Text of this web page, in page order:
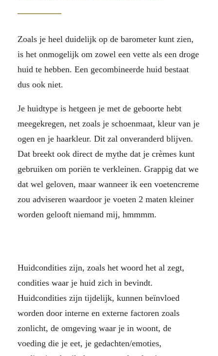
Zoals je heel duidelijk op de barometer kunt zien,
is het onmogelijk om zowel een vette als een droge
huid te hebben. Een gecombineerde huid bestaat
dus ook niet.
Je huidtype is hetgeen je met de geboorte hebt
meegekregen, net zoals je schoenmaat, kleur van je
ogen en je haarkleur. Dit zal onveranderd blijven.
Dat breekt ook direct de mythe dat je crèmes kunt
gebruiken om poriën te verkleinen. Grappig dat we
dat wel geloven, maar wanneer ik een voetencreme
zou adviseren waardoor je voeten 2 maten kleiner
worden gelooft niemand mij, hmmmm.
Huidcondities zijn, zoals het woord het al zegt,
condities waar je huid zich in bevindt.
Huidcondities zijn tijdelijk, kunnen beïnvloed
worden door interne en externe factoren zoals
zonlicht, de omgeving waar je in woont, de
voeding die je eet, je gedachten/emoties,